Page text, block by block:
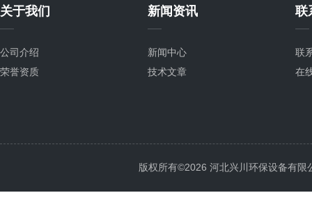
关于我们
公司介绍
荣誉资质
新闻资讯
新闻中心
技术文章
联
联
在
版权所有©2026 河北兴川环保设备有